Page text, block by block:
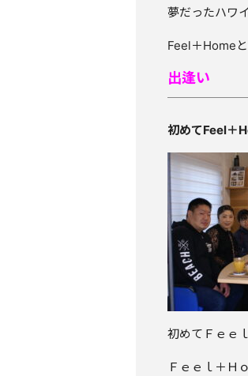
夢だったハワ
Feel＋Home
出逢い
初めてFeel＋
初めてＦｅｅ
Ｆｅｅｌ＋Ｈ